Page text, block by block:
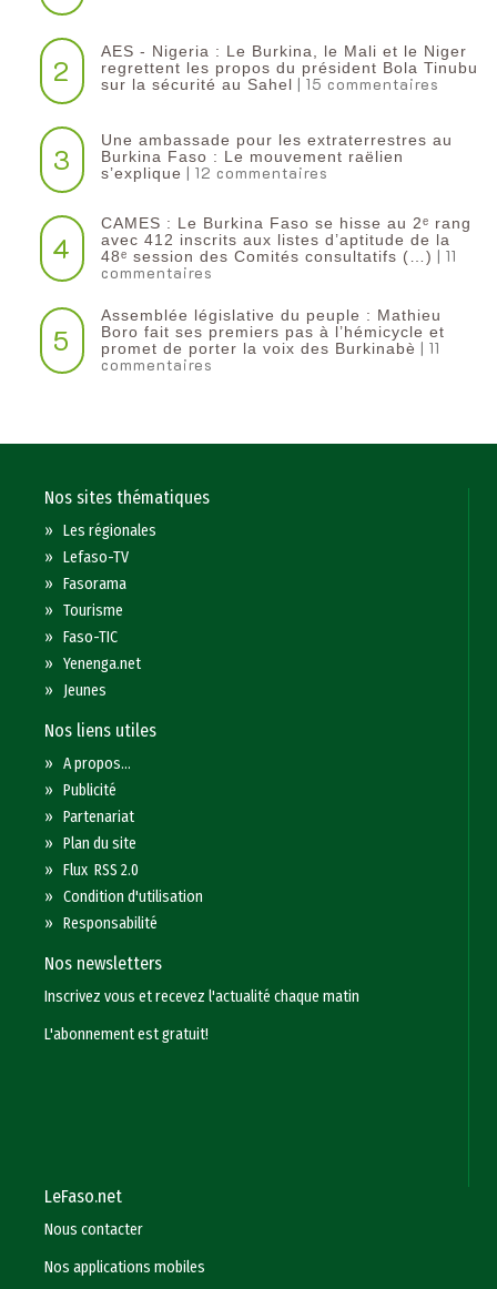
2
AES - Nigeria : Le Burkina, le Mali et le Niger
regrettent les propos du président Bola Tinubu
sur la sécurité au Sahel | 15 commentaires
3
Une ambassade pour les extraterrestres au
Burkina Faso : Le mouvement raëlien
s’explique | 12 commentaires
4
CAMES : Le Burkina Faso se hisse au 2ᵉ rang
avec 412 inscrits aux listes d’aptitude de la
48ᵉ session des Comités consultatifs (…) | 11
commentaires
5
Assemblée législative du peuple : Mathieu
Boro fait ses premiers pas à l’hémicycle et
promet de porter la voix des Burkinabè | 11
commentaires
Nos sites thématiques
»Les régionales
»Lefaso-TV
»Fasorama
»Tourisme
»Faso-TIC
»Yenenga.net
» Jeunes
Nos liens utiles
»A propos...
»Publicité
»Partenariat
»Plan du site
»Flux RSS 2.0
»Condition d'utilisation
»Responsabilité
Nos newsletters
Inscrivez vous et recevez l'actualité chaque matin
L'abonnement est gratuit!
LeFaso.net
Nous contacter
Nos applications mobiles